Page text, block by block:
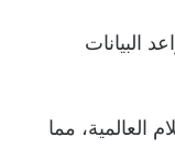
البيانات
العالمية، مما